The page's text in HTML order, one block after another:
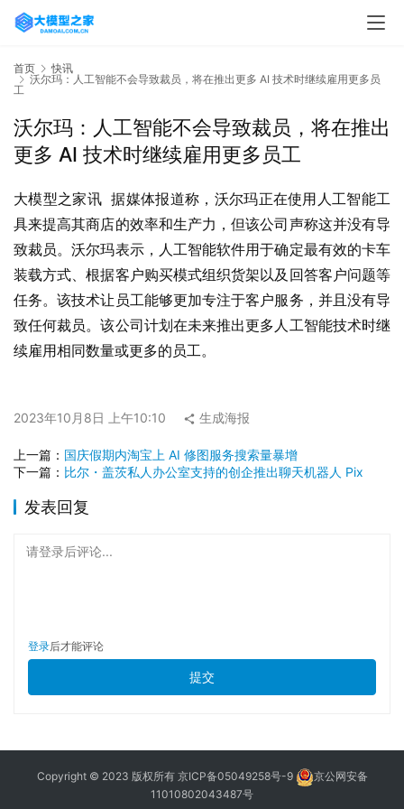
首页
快讯
沃尔玛：人工智能不会导致裁员，将在推出更多 AI 技术时继续雇用更多员
工
沃尔玛：人工智能不会导致裁员，将在推出
更多 AI 技术时继续雇用更多员工
大模型之家讯  据媒体报道称，沃尔玛正在使用人工智能工
具来提高其商店的效率和生产力，但该公司声称这并没有导
致裁员。沃尔玛表示，人工智能软件用于确定最有效的卡车
装载方式、根据客户购买模式组织货架以及回答客户问题等
任务。该技术让员工能够更加专注于客户服务，并且没有导
致任何裁员。该公司计划在未来推出更多人工智能技术时继
续雇用相同数量或更多的员工。
2023年10月8日 上午10:10 生成海报
上一篇： 国庆假期内淘宝上 AI 修图服务搜索量暴增
下一篇： 比尔・盖茨私人办公室支持的创企推出聊天机器人 Pix
发表回复
请登录后评论...
登录后才能评论
提交
Copyright © 2023 版权所有 京ICP备05049258号-9
京公网安备
11010802043487号